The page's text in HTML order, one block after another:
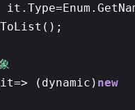
(dynamic) new